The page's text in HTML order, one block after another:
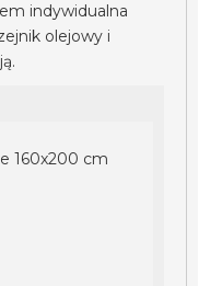
indywidualna
olejowy i
160x200 cm